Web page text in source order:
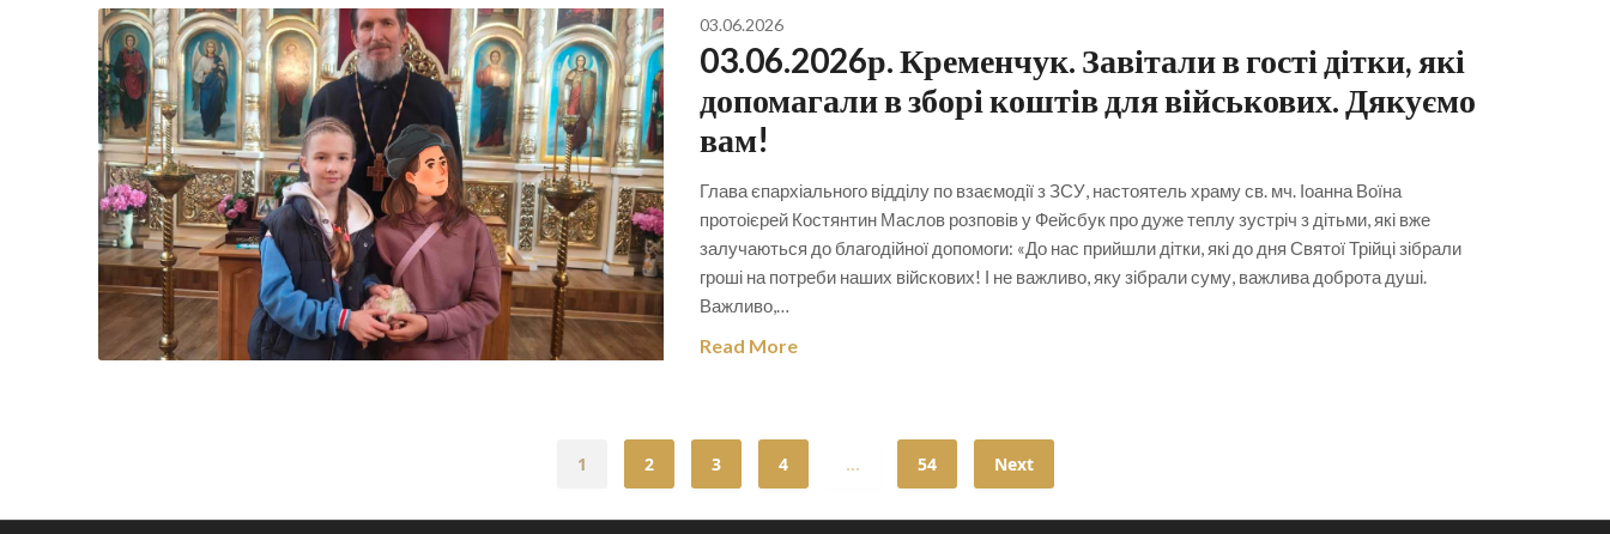
03.06.2026
03.06.2026р. Кременчук. Завітали в гості дітки, які
допомагали в зборі коштів для військових. Дякуємо
вам!
Глава єпархіального відділу по взаємодії з ЗСУ, настоятель храму св. мч. Іоанна Воїна
протоієрей Костянтин Маслов розповів у Фейсбук про дуже теплу зустріч з дітьми, які вже
залучаються до благодійної допомоги: «До нас прийшли дітки, які до дня Святої Трійці зібрали
гроші на потреби наших війскових! І не важливо, яку зібрали суму, важлива доброта душі.
Важливо,…
Read More
1 2 3 4 … 54 Next